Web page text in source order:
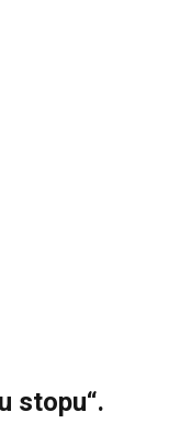
stopu“.